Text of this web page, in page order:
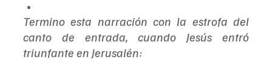
Termino esta narración con la estrofa del
canto de entrada, cuando Jesús entró
triunfante en Jerusalén: